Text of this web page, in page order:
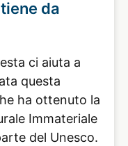
da
ci aiuta a
questa
ha ottenuto la
Immateriale
del Unesco.